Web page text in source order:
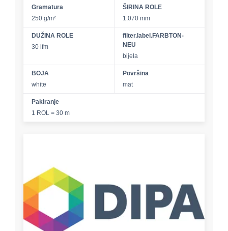
Gramatura
250 g/m²
ŠIRINA ROLE
1.070 mm
DUŽINA ROLE
30 lfm
filter.label.FARBTON-
NEU
bijela
BOJA
white
Površina
mat
Pakiranje
1 ROL = 30 m